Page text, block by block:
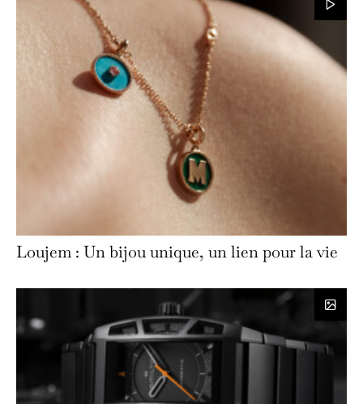
Loujem : Un bijou unique, un lien pour la vie